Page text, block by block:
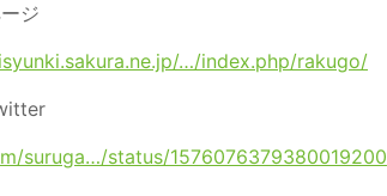
ジ
…/index.php/rakugo/
suruga…/status/1576076379380019200